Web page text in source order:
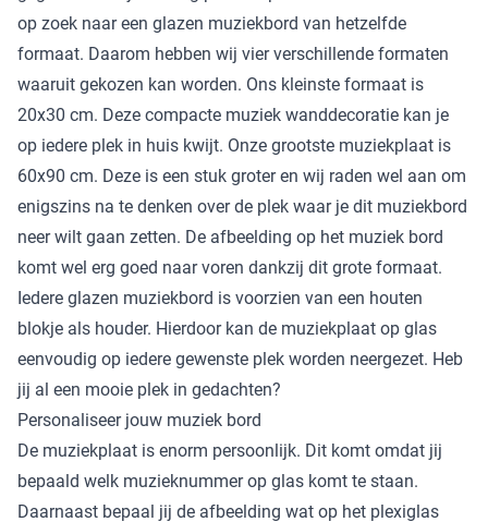
op zoek naar een glazen muziekbord van hetzelfde
formaat. Daarom hebben wij vier verschillende formaten
waaruit gekozen kan worden. Ons kleinste formaat is
20x30 cm. Deze compacte muziek wanddecoratie kan je
op iedere plek in huis kwijt. Onze grootste muziekplaat is
60x90 cm. Deze is een stuk groter en wij raden wel aan om
enigszins na te denken over de plek waar je dit muziekbord
neer wilt gaan zetten. De afbeelding op het muziek bord
komt wel erg goed naar voren dankzij dit grote formaat.
Iedere glazen muziekbord is voorzien van een houten
blokje als houder. Hierdoor kan de muziekplaat op glas
eenvoudig op iedere gewenste plek worden neergezet. Heb
jij al een mooie plek in gedachten?
Personaliseer jouw muziek bord
De muziekplaat is enorm persoonlijk. Dit komt omdat jij
bepaald welk muzieknummer op glas komt te staan.
Daarnaast bepaal jij de afbeelding wat op het plexiglas